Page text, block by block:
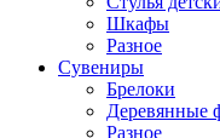
Шкафы
Разное
Сувениры
Брелоки
Деревянные
Разное